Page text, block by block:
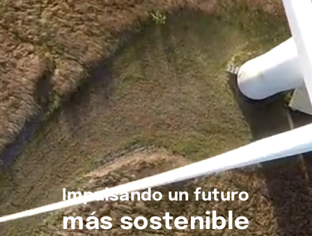
Impulsando un futuro
más sostenible